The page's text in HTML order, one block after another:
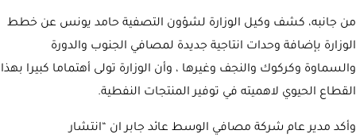
من جانبه، كشف وكيل الوزارة لشؤون التصفية حامد يونس عن خطط
الوزارة بإضافة وحدات انتاجية جديدة لمصافي الجنوب والدورة
والسماوة وكركوك والنجف وغيرها ، وأن الوزارة تولى أهتماما كبيرا بهذا
القطاع الحيوي لاهميته في توفير المنتجات النفطية.
وأكد مدير عام شركة مصافي الوسط عائد جابر ان “انتشار